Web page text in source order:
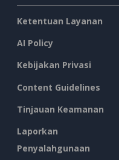
Ketentuan Layanan
AI Policy
Kebijakan Privasi
Content Guidelines
Tinjauan Keamanan
Laporkan
Penyalahgunaan